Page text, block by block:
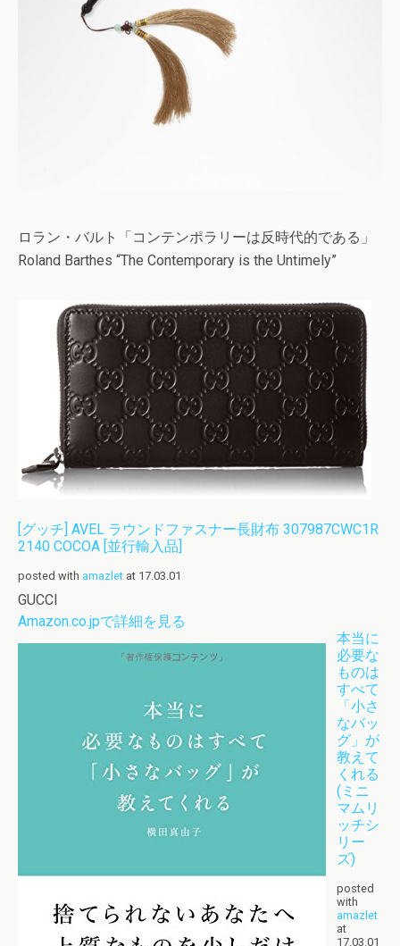
ロラン・バルト「コンテンポラリーは反時代的である」
Roland Barthes “The Contemporary is the Untimely”
[グッチ] AVEL ラウンドファスナー長財布 307987CWC1R
2140 COCOA [並行輸入品]
posted with amazlet at 17.03.01
GUCCI
Amazon.co.jpで詳細を見る
本当に
必要な
ものは
すべて
「小さ
なバッ
グ」が
教えて
くれる
(ミニ
マムリ
ッチシ
リー
ズ)
posted
with
amazlet
at
17.03.01